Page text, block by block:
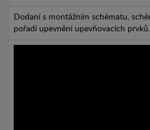
Dodaní s montážním schématu,
pořadí upevnění upevňovacích prvků.